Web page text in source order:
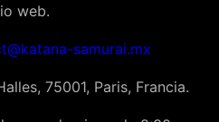
web.
samurai.mx
75001, Paris, Francia.